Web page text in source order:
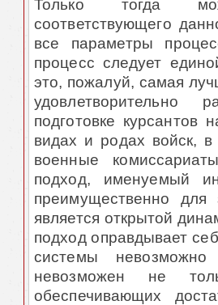
Только тогда
соответствующего
все параметры
процесс следует
это, пожалуй, самая
удовлетворительно
подготовке курсантов
видах и родах войск,
военные
подход, именуемый
преимущественно для
является открытой
подход оправдывает
системы
невозможен не
обеспечивающих